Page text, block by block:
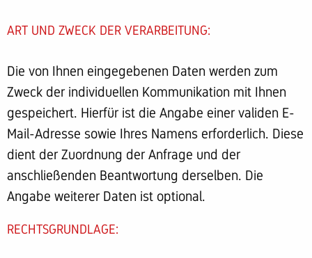
ART UND ZWECK DER VERARBEITUNG:
Die von Ihnen eingegebenen Daten werden zum
Zweck der individuellen Kommunikation mit Ihnen
gespeichert. Hierfür ist die Angabe einer validen E-
Mail-Adresse sowie Ihres Namens erforderlich. Diese
dient der Zuordnung der Anfrage und der
anschließenden Beantwortung derselben. Die
Angabe weiterer Daten ist optional.
RECHTSGRUNDLAGE: